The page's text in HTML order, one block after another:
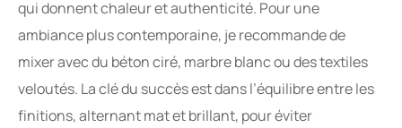
qui donnent chaleur et authenticité. Pour une
ambiance plus contemporaine, je recommande de
mixer avec du béton ciré, marbre blanc ou des textiles
veloutés. La clé du succès est dans l’équilibre entre les
finitions, alternant mat et brillant, pour éviter